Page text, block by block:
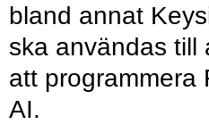
bland annat
ska användas till
att programmera
AI.